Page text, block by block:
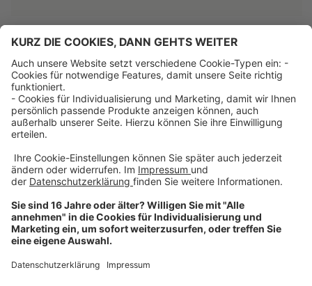
Über uns
Dehner Unternehmen
Jobs bei Dehner